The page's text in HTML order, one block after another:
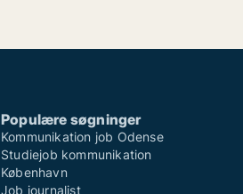
Populære søgninger
Kommunikation job Odense
Studiejob kommunikation
København
Job journalist